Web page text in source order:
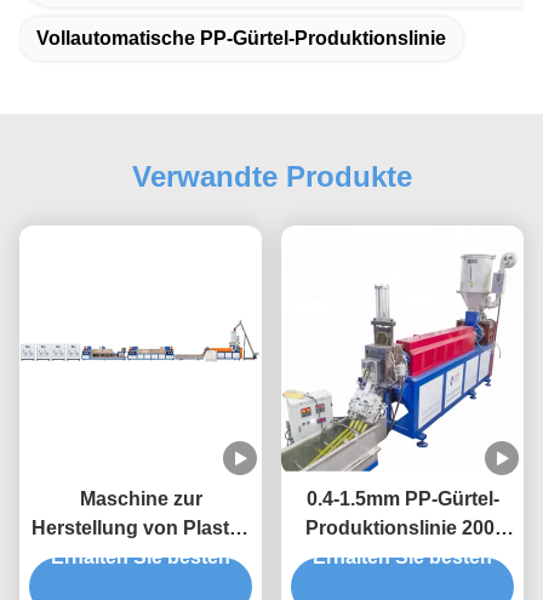
Vollautomatische PP-Gürtel-Produktionslinie
Verwandte Produkte
Maschine zur
Herstellung von Plastik-
PP-Verpackungsriemen
Erhalten Sie besten
0.4-1.5mm PP-Gürtel-
Produktionslinie 200-
300 KG/h 5-19mm
Erhalten Sie besten